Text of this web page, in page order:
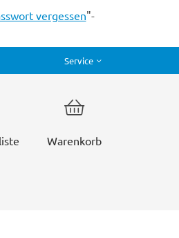
vergessen"-
Service
Warenkorb